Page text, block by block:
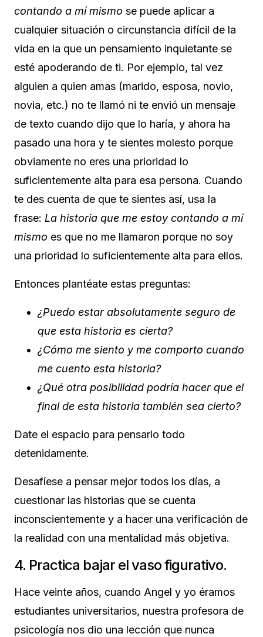
contando a mí mismo se puede aplicar a
cualquier situación o circunstancia difícil de la
vida en la que un pensamiento inquietante se
esté apoderando de ti. Por ejemplo, tal vez
alguien a quien amas (marido, esposa, novio,
novia, etc.) no te llamó ni te envió un mensaje
de texto cuando dijo que lo haría, y ahora ha
pasado una hora y te sientes molesto porque
obviamente no eres una prioridad lo
suficientemente alta para esa persona. Cuando
te des cuenta de que te sientes así, usa la
frase: La historia que me estoy contando a mí
mismo es que no me llamaron porque no soy
una prioridad lo suficientemente alta para ellos.
Entonces plantéate estas preguntas:
¿Puedo estar absolutamente seguro de
que esta historia es cierta?
¿Cómo me siento y me comporto cuando
me cuento esta historia?
¿Qué otra posibilidad podría hacer que el
final de esta historia también sea cierto?
Date el espacio para pensarlo todo
detenidamente.
Desafíese a pensar mejor todos los días, a
cuestionar las historias que se cuenta
inconscientemente y a hacer una verificación de
la realidad con una mentalidad más objetiva.
4. Practica bajar el vaso figurativo.
Hace veinte años, cuando Angel y yo éramos
estudiantes universitarios, nuestra profesora de
psicología nos dio una lección que nunca